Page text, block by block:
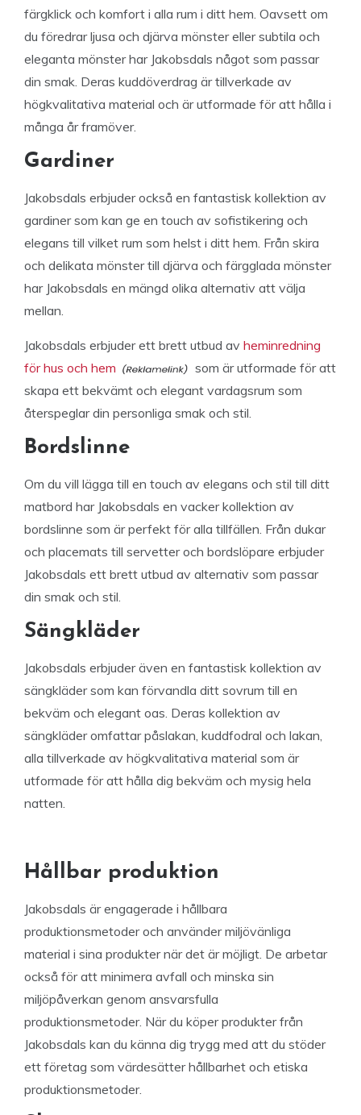
färgklick och komfort i alla rum i ditt hem. Oavsett om
du föredrar ljusa och djärva mönster eller subtila och
eleganta mönster har Jakobsdals något som passar
din smak. Deras kuddöverdrag är tillverkade av
högkvalitativa material och är utformade för att hålla i
många år framöver.
Gardiner
Jakobsdals erbjuder också en fantastisk kollektion av
gardiner som kan ge en touch av sofistikering och
elegans till vilket rum som helst i ditt hem. Från skira
och delikata mönster till djärva och färgglada mönster
har Jakobsdals en mängd olika alternativ att välja
mellan.
Jakobsdals erbjuder ett brett utbud av heminredning
för hus och hem
som är utformade för att
skapa ett bekvämt och elegant vardagsrum som
återspeglar din personliga smak och stil.
Bordslinne
Om du vill lägga till en touch av elegans och stil till ditt
matbord har Jakobsdals en vacker kollektion av
bordslinne som är perfekt för alla tillfällen. Från dukar
och placemats till servetter och bordslöpare erbjuder
Jakobsdals ett brett utbud av alternativ som passar
din smak och stil.
Sängkläder
Jakobsdals erbjuder även en fantastisk kollektion av
sängkläder som kan förvandla ditt sovrum till en
bekväm och elegant oas. Deras kollektion av
sängkläder omfattar påslakan, kuddfodral och lakan,
alla tillverkade av högkvalitativa material som är
utformade för att hålla dig bekväm och mysig hela
natten.
Hållbar produktion
Jakobsdals är engagerade i hållbara
produktionsmetoder och använder miljövänliga
material i sina produkter när det är möjligt. De arbetar
också för att minimera avfall och minska sin
miljöpåverkan genom ansvarsfulla
produktionsmetoder. När du köper produkter från
Jakobsdals kan du känna dig trygg med att du stöder
ett företag som värdesätter hållbarhet och etiska
produktionsmetoder.